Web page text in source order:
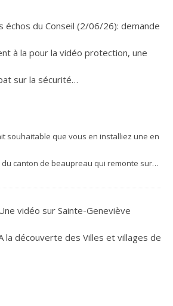
échos du Conseil (2/06/26): demande
à la pour la vidéo protection, une
sur la sécurité…
souhaitable que vous en installiez une en
du canton de beaupreau qui remonte sur…
vidéo sur Sainte-Geneviève
la découverte des Villes et villages de